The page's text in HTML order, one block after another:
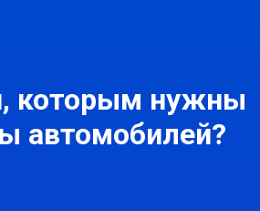
которым нужны
автомобилей?